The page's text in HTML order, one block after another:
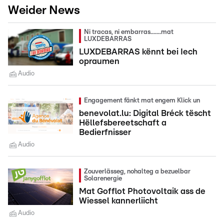
Weider News
Ni tracas, ni embarras.......mat
LUXDEBARRAS
LUXDEBARRAS kënnt bei Iech
opraumen
Audio
Engagement fänkt mat engem Klick un
benevolat.lu: Digital Bréck tëscht
Hëllefsbereetschaft a
Bedierfnisser
Audio
Zouverlässeg, nohalteg a bezuelbar
Solarenergie
Mat Gofflot Photovoltaik ass de
Wiessel kannerliicht
Audio